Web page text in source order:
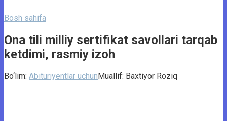
Bosh sahifa
Ona tili milliy sertifikat savollari tarqab
ketdimi, rasmiy izoh
Bo‘lim: Abituriyentlar uchunMuallif: Baxtiyor Roziq